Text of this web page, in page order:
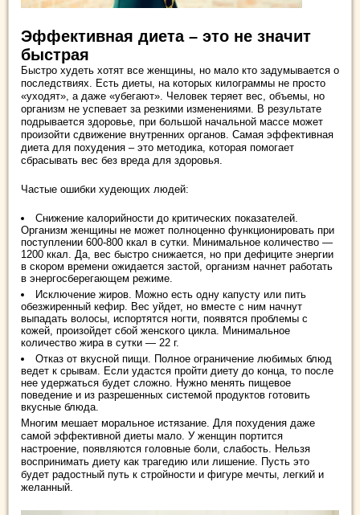
Эффективная диета – это не значит
быстрая
Быстро худеть хотят все женщины, но мало кто задумывается о
последствиях. Есть диеты, на которых килограммы не просто
«уходят», а даже «убегают». Человек теряет вес, объемы, но
организм не успевает за резкими изменениями. В результате
подрывается здоровье, при большой начальной массе может
произойти сдвижение внутренних органов. Самая эффективная
диета для похудения – это методика, которая помогает
сбрасывать вес без вреда для здоровья.
Частые ошибки худеющих людей:
Снижение калорийности до критических показателей.
Организм женщины не может полноценно функционировать при
поступлении 600-800 ккал в сутки. Минимальное количество —
1200 ккал. Да, вес быстро снижается, но при дефиците энергии
в скором времени ожидается застой, организм начнет работать
в энергосберегающем режиме.
Исключение жиров. Можно есть одну капусту или пить
обезжиренный кефир. Вес уйдет, но вместе с ним начнут
выпадать волосы, испортятся ногти, появятся проблемы с
кожей, произойдет сбой женского цикла. Минимальное
количество жира в сутки — 22 г.
Отказ от вкусной пищи. Полное ограничение любимых блюд
ведет к срывам. Если удастся пройти диету до конца, то после
нее удержаться будет сложно. Нужно менять пищевое
поведение и из разрешенных системой продуктов готовить
вкусные блюда.
Многим мешает моральное истязание. Для похудения даже
самой эффективной диеты мало. У женщин портится
настроение, появляются головные боли, слабость. Нельзя
воспринимать диету как трагедию или лишение. Пусть это
будет радостный путь к стройности и фигуре мечты, легкий и
желанный.